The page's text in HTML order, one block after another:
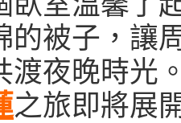
的被子，讓
渡夜晚時光
之旅即將展